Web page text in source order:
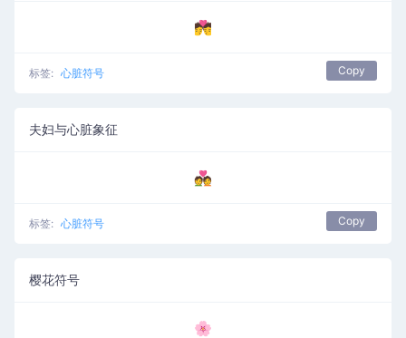
💏
标签: 心脏符号 Copy
夫妇与心脏象征
💑
标签: 心脏符号 Copy
樱花符号
🌸